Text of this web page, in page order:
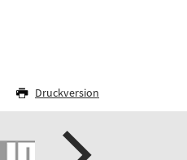
Druckversion